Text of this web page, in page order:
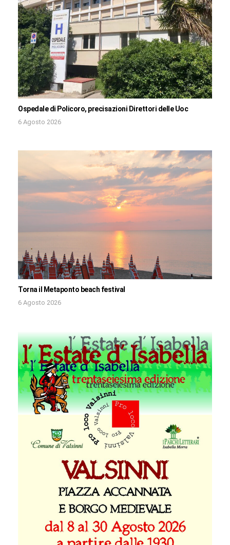
Ospedale di Policoro, precisazioni Direttori delle Uoc
6 Agosto 2026
Torna il Metaponto beach festival
6 Agosto 2026